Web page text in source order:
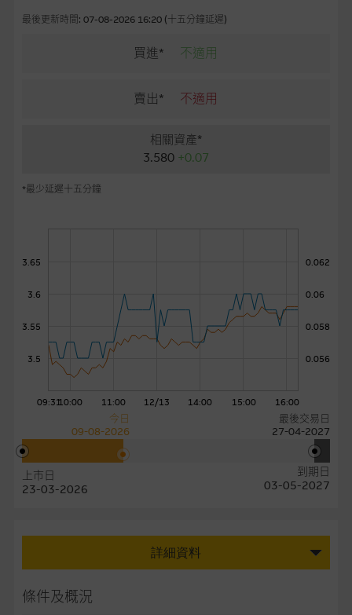
最後更新時間: 07-08-2026 16:20 (十五分鐘延遲)
買進* 不適用
賣出* 不適用
相關資產*
3.580 +0.07
*最少延遲十五分鐘
09:3110:00 11:00 12/13 14:00 15:00 16:00
0.056
0.058
0.06
0.062
3.5
3.55
3.6
3.65
上市日
23-03-2026
今日
09-08-2026
最後交易日
27-04-2027
到期日
03-05-2027
詳細資料
條件及概況